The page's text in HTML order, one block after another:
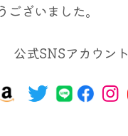
ございました。
公式SNSアカウント